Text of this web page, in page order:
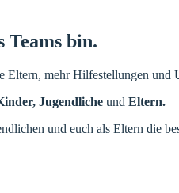
Teams bin.
Eltern, mehr Hilfestellungen und
Jugendliche und Eltern.
und euch als Eltern die